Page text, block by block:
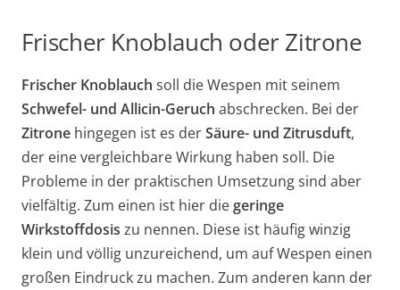
Frischer Knoblauch oder Zitrone
Frischer Knoblauch soll die Wespen mit seinem
Schwefel- und Allicin-Geruch abschrecken. Bei der
Zitrone hingegen ist es derSäure- und Zitrusduft,
der eine vergleichbare Wirkung haben soll. Die
Probleme in der praktischen Umsetzung sind aber
vielfältig. Zum einen ist hier diegeringe
Wirkstoffdosis zu nennen. Diese ist häufig winzig
klein und völlig unzureichend, um auf Wespen einen
großen Eindruck zu machen. Zum anderen kann der